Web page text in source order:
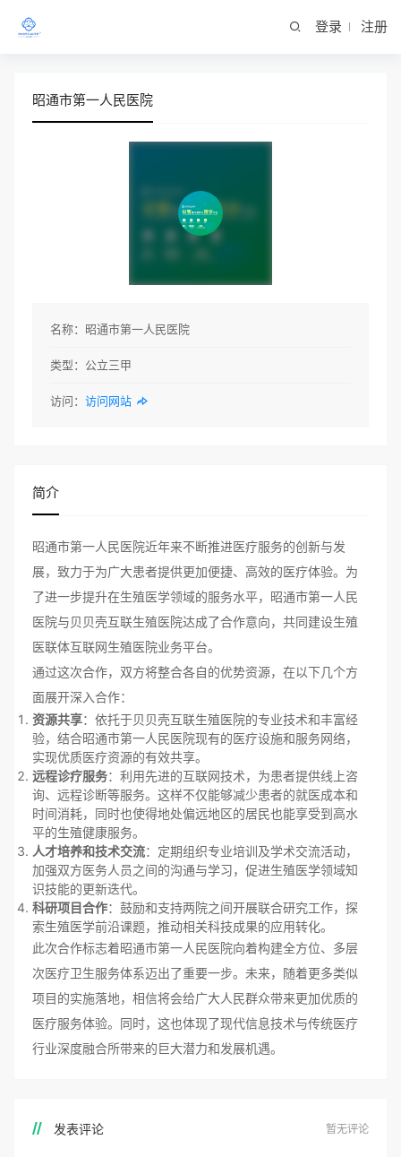
登录 注册
昭通市第一人民医院
名称： 昭通市第一人民医院
类型： 公立三甲
访问： 访问网站
简介
昭通市第一人民医院近年来不断推进医疗服务的创新与发
展，致力于为广大患者提供更加便捷、高效的医疗体验。为
了进一步提升在生殖医学领域的服务水平，昭通市第一人民
医院与贝贝壳互联生殖医院达成了合作意向，共同建设生殖
医联体互联网生殖医院业务平台。
通过这次合作，双方将整合各自的优势资源，在以下几个方
面展开深入合作：
资源共享：依托于贝贝壳互联生殖医院的专业技术和丰富经
验，结合昭通市第一人民医院现有的医疗设施和服务网络，
实现优质医疗资源的有效共享。
远程诊疗服务：利用先进的互联网技术，为患者提供线上咨
询、远程诊断等服务。这样不仅能够减少患者的就医成本和
时间消耗，同时也使得地处偏远地区的居民也能享受到高水
平的生殖健康服务。
人才培养和技术交流：定期组织专业培训及学术交流活动，
加强双方医务人员之间的沟通与学习，促进生殖医学领域知
识技能的更新迭代。
科研项目合作：鼓励和支持两院之间开展联合研究工作，探
索生殖医学前沿课题，推动相关科技成果的应用转化。
此次合作标志着昭通市第一人民医院向着构建全方位、多层
次医疗卫生服务体系迈出了重要一步。未来，随着更多类似
项目的实施落地，相信将会给广大人民群众带来更加优质的
医疗服务体验。同时，这也体现了现代信息技术与传统医疗
行业深度融合所带来的巨大潜力和发展机遇。
发表评论 暂无评论